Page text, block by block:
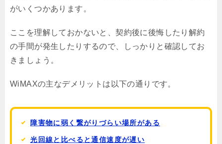
がいくつかあります。
ここを理解しておかないと、契約後に後悔したり解約
の手間が発生したりするので、しっかりと確認してお
きましょう。
WiMAXの主なデメリットは以下の通りです。
障害物に弱く繋がりづらい場所がある
光回線と比べると通信速度が遅い